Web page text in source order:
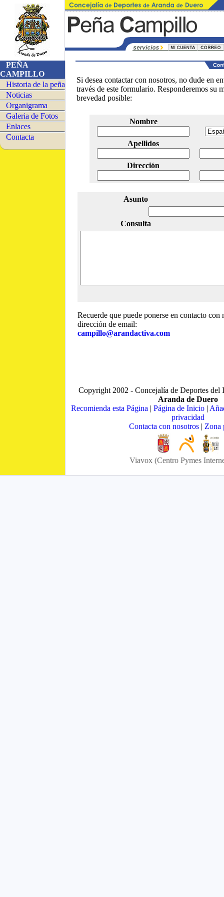
PEÑA
CAMPILLO
Historia de la peña
Noticias
Organigrama
Galeria de Fotos
Enlaces
Contacta
Si desea contactar con nosotros, no dude en
través de este formulario. Responderemos su
brevedad posible:
Nombre
Apellidos
Dirección
Asunto
Consulta
Recuerde que puede ponerse en contacto con
dirección de email:
campillo@arandactiva.com
Copyright 2002 - Concejalía de Deportes del
Aranda de Duero
Recomienda esta Página | Página de Inicio|
privacidad
Contacta con nosotros | Zona
Viavox (Centro Pymes